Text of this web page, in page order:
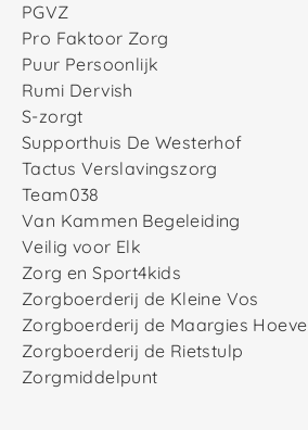
PGVZ
Pro Faktoor Zorg
Puur Persoonlijk
Rumi Dervish
S-zorgt
Supporthuis De Westerhof
Tactus Verslavingszorg
Team038
Van Kammen Begeleiding
Veilig voor Elk
Zorg en Sport4kids
Zorgboerderij de Kleine Vos
Zorgboerderij de Maargies Hoeve
Zorgboerderij de Rietstulp
Zorgmiddelpunt